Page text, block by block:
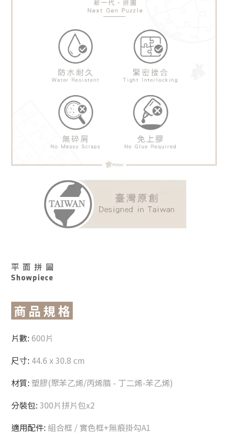
商 品 規 格
片數: 600片
尺寸: 44.6 x 30.8 cm
材質: 塑膠(聚苯乙烯/丙烯腈 - 丁二烯-苯乙烯)
分裝包: 300片拼片包x2
適用配件: 組合框 / 實色框+無痕掛勾A1